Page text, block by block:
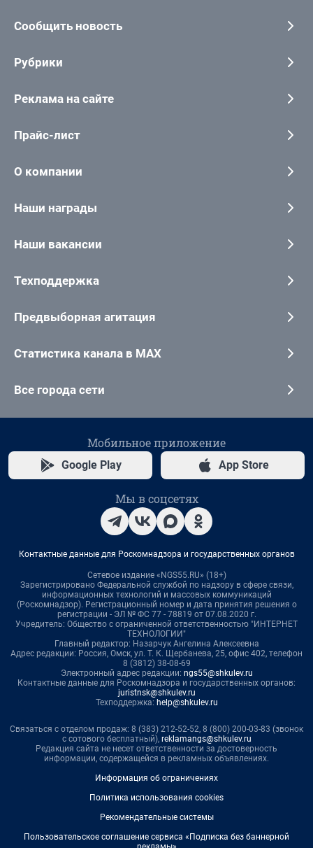
Сообщить новость
Рубрики
Реклама на сайте
Прайс-лист
О компании
Наши награды
Наши вакансии
Техподдержка
Предвыборная агитация
Статистика канала в MAX
Все города сети
Мобильное приложение
Google Play App Store
Мы в соцсетях
Контактные данные для Роскомнадзора и государственных органов
Сетевое издание «NGS55.RU» (18+)
Зарегистрировано Федеральной службой по надзору в сфере связи,
информационных технологий и массовых коммуникаций
(Роскомнадзор). Регистрационный номер и дата принятия решения о
регистрации - ЭЛ № ФС 77 - 78819 от 07.08.2020 г.
Учредитель: Общество с ограниченной ответственностью "ИНТЕРНЕТ
ТЕХНОЛОГИИ"
Главный редактор: Назарчук Ангелина Алексеевна
Адрес редакции: Россия, Омск, ул. Т. К. Щербанева, 25, офис 402, телефон
8 (3812) 38-08-69
Электронный адрес редакции: ngs55@shkulev.ru
Контактные данные для Роскомнадзора и государственных органов:
juristnsk@shkulev.ru
Техподдержка: help@shkulev.ru
Связаться с отделом продаж: 8 (383) 212-52-52, 8 (800) 200-03-83 (звонок
с сотового бесплатный), reklamangs@shkulev.ru
Редакция сайта не несет ответственности за достоверность
информации, содержащейся в рекламных объявлениях.
Информация об ограничениях
Политика использования cookies
Рекомендательные системы
Пользовательское соглашение сервиса «Подписка без баннерной